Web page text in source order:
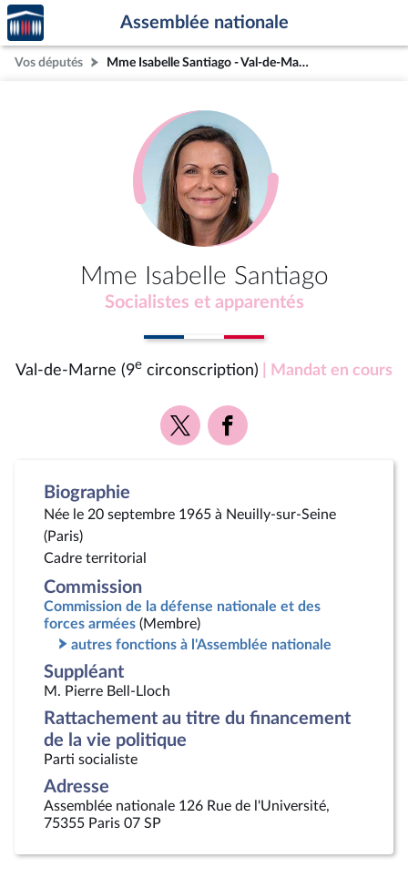
Aller au contenu
Aller en bas de la page
Accèder
à la
page
d'accueil
Assemblée nationale
Vos députés Mme Isabelle Santiago - Val-de-Marne (9e circonscription)
Mme Isabelle Santiago
Socialistes et apparentés
Val-de-Marne (9e circonscription) | Mandat en cours
Voir
la
Voir
la
Biographie
Née le 20 septembre 1965 à Neuilly-sur-Seine
(Paris)
Cadre territorial
Commission
Commission de la défense nationale et des
forces armées (Membre)
autres fonctions à l'Assemblée nationale
Suppléant
M. Pierre Bell-Lloch
Rattachement au titre du financement
de la vie politique
Parti socialiste
Adresse
Assemblée nationale 126 Rue de l'Université,
75355 Paris 07 SP